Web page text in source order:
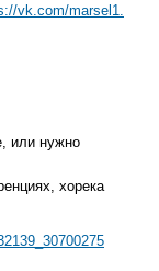
vk.com/marsel1.
или нужно
хорека